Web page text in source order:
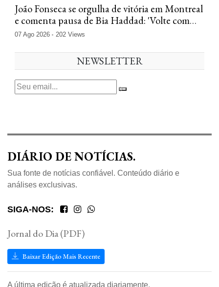
João Fonseca se orgulha de vitória em Montreal
e comenta pausa de Bia Haddad: 'Volte com
tudo'
07 Ago 2026 202 Views
NEWSLETTER
DIÁRIO DE NOTÍCIAS.
Sua fonte de notícias confiável. Conteúdo diário e
análises exclusivas.
SIGA-NOS:
Jornal do Dia (PDF)
Baixar Edição Mais Recente
A última edição é atualizada diariamente.